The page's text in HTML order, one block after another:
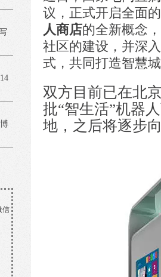
信
议，正式开启全面
人商店的全新概念
社区的建设，并深
式，共同打造智慧
双方目前已在北
批“智生活”机器
地，之后将逐步